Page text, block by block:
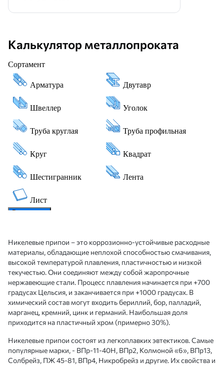
Калькулятор металлопроката
Никелевые припои – это коррозионно-устойчивые расходные
материалы, обладающие неплохой способностью смачивания,
высокой температурой плавления, пластичностью и низкой
текучестью. Они соединяют между собой жаропрочные
нержавеющие стали. Процесс плавления начинается при +700
градусах Цельсия, и заканчивается при +1000 градусах. В
химический состав могут входить бериллий, бор, палладий,
марганец, кремний, цинк и германий. Наибольшая доля
приходится на пластичный хром (примерно 30%).
Никелевые припои состоят из легкоплавких эвтектиков. Самые
популярные марки, - ВПр-11-40Н, ВПр2, Колмоной «6», ВПр13,
Солбрейз, ПЖ 45-81, ВПр4, Никробрейз и другие. Их свойства и